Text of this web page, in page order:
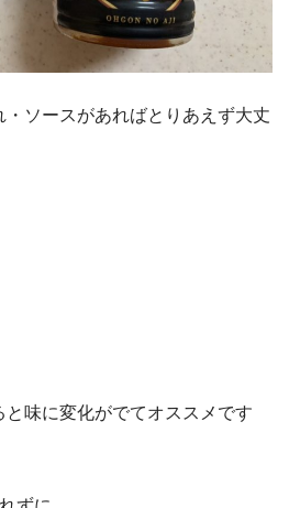
ソースがあればとりあえず大丈
味に変化がでてオススメです